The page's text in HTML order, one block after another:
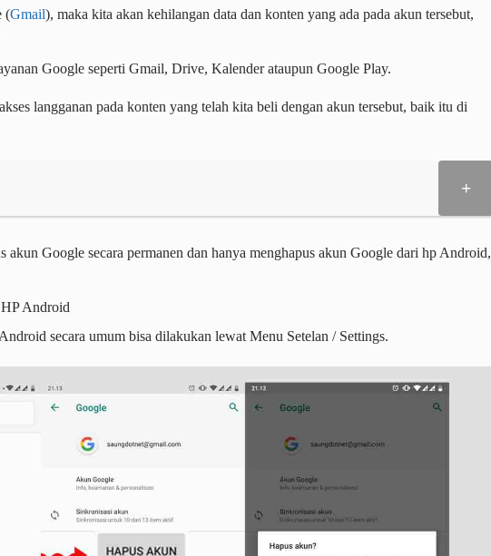
(Gmail), maka kita akan kehilangan data dan konten yang ada pada akun tersebut,
Google seperti Gmail, Drive, Kalender ataupun Google Play.
langganan pada konten yang telah kita beli dengan akun tersebut, baik itu di
+
akun Google secara permanen dan hanya menghapus akun Google dari hp Android,
Android
secara umum bisa dilakukan lewat Menu Setelan / Settings.